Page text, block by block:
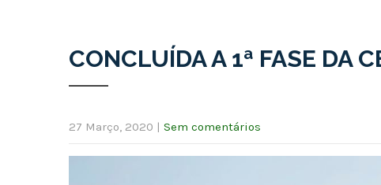
CONCLUÍDA A 1ª FASE DA
27 Março, 2020 | Sem comentários